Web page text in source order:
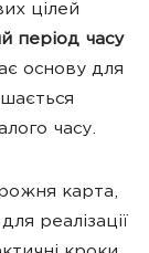
цілей
період часу
основу для
часу.
карта,
реалізації